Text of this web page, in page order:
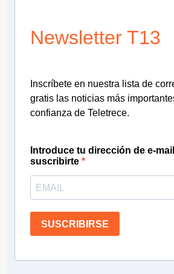
Newsletter T13
Inscríbete en nuestra lista de
gratis las noticias más
confianza de Teletrece.
Introduce tu dirección de e-
suscribirte
SUSCRIBIRSE